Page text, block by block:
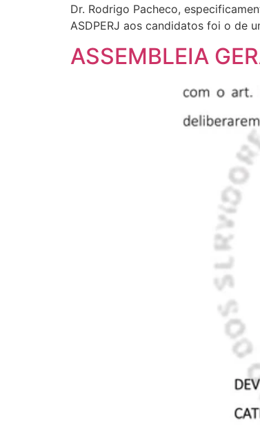
Dr. Rodrigo Pacheco,
ASDPERJ aos candidatos foi o de
ASSEMBLEIA